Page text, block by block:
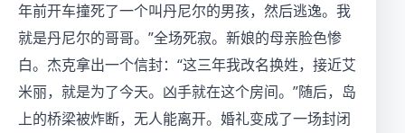
年前开车撞死了一个叫丹尼尔的男孩，然后逃逸。我
就是丹尼尔的哥哥。”全场死寂。新娘的母亲脸色惨
白。杰克拿出一个信封：“这三年我改名换姓，接近艾
米丽，就是为了今天。凶手就在这个房间。”随后，岛
上的桥梁被炸断，无人能离开。婚礼变成了一场封闭